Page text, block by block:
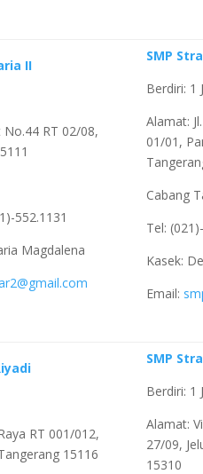
II
RT 02/08,
552.1131
Magdalena
SMP
Berdiri: 1
Alamat:
01/01,
Cabang
Tel:
Kasek:
Email:
RT 001/012,
15116
SMP
Berdiri: 1
Alamat:
27/09,
15310